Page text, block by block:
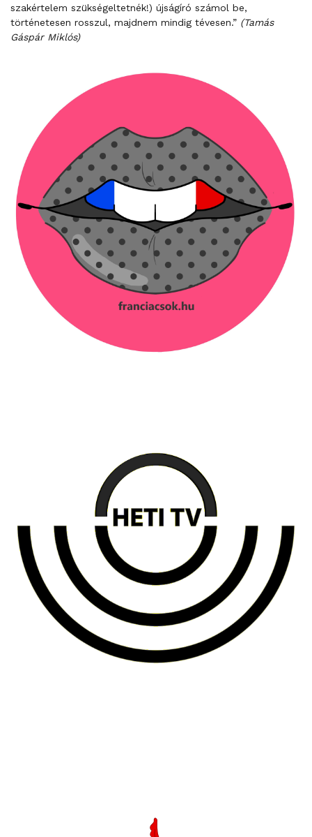
szakértelem szükségeltetnék!) újságíró számol be,
történetesen rosszul, majdnem mindig tévesen.” (Tamás
Gáspár Miklós)